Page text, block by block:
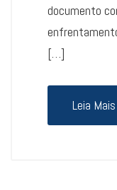
documento
[…]
Leia Mais